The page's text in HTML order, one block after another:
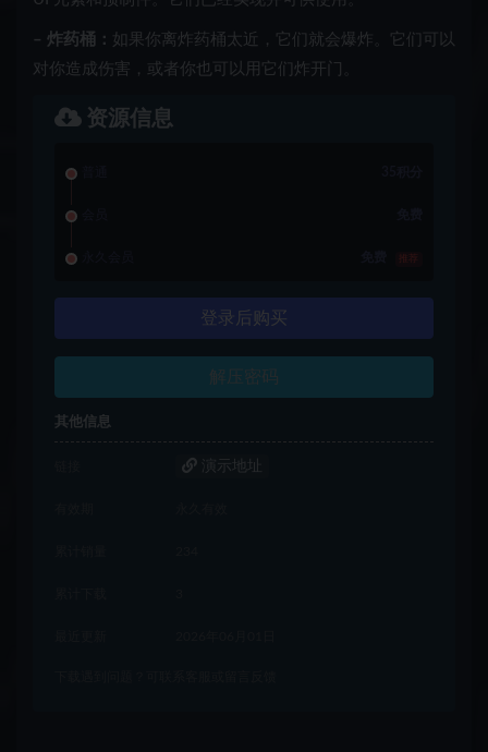
– 炸药桶： 如果你离炸药桶太近，它们就会爆炸。它们可以
对你造成伤害，或者你也可以用它们炸开门。
资源信息
推荐
登录后购买
解压密码
其他信息
演示地址